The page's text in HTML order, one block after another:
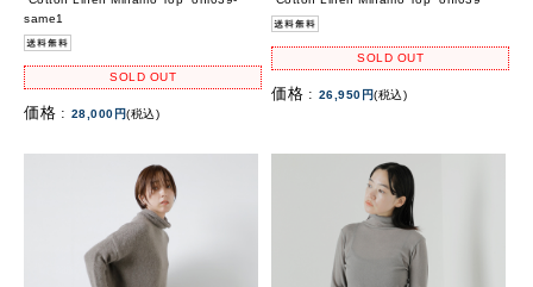
same1
SOLD OUT
価格 : 28,000円(税込)
SOLD OUT
価格 : 26,950円(税込)